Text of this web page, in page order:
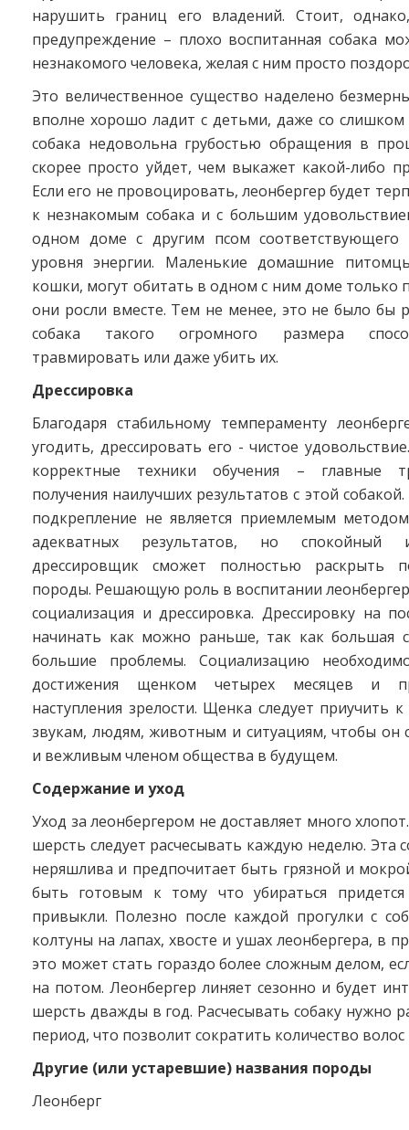
нарушить границ его владений. Стоит,
предупреждение – плохо воспитанная собака
незнакомого человека, желая с ним просто
Это величественное существо наделено
вполне хорошо ладит с детьми, даже со
собака недовольна грубостью обращения в
скорее просто уйдет, чем выкажет какой-либо
Если его не провоцировать, леонбергер будет
к незнакомым собака и с большим
одном доме с другим псом
уровня энергии. Маленькие домашние
кошки, могут обитать в одном с ним доме только
они росли вместе. Тем не менее, это не было бы
собака такого огромного размера
травмировать или даже убить их.
Дрессировка
Благодаря стабильному темпераменту
угодить, дрессировать его - чистое
корректные техники обучения – главные
получения наилучших результатов с этой
подкрепление не является приемлемым
адекватных результатов, но спокойный
дрессировщик сможет полностью раскрыть
породы. Решающую роль в воспитании
социализация и дрессировка. Дрессировку на
начинать как можно раньше, так как большая
большие проблемы. Социализацию
достижения щенком четырех месяцев и
наступления зрелости. Щенка следует приучить
звукам, людям, животным и ситуациям, чтобы он
и вежливым членом общества в будущем.
Содержание и уход
Уход за леонбергером не доставляет много
шерсть следует расчесывать каждую неделю. Эта
неряшлива и предпочитает быть грязной и
быть готовым к тому что убираться
привыкли. Полезно после каждой прогулки с
колтуны на лапах, хвосте и ушах леонбергера, в
это может стать гораздо более сложным делом,
на потом. Леонбергер линяет сезонно и будет
шерсть дважды в год. Расчесывать собаку нужно
период, что позволит сократить количество
Другие (или устаревшие) названия породы
Леонберг